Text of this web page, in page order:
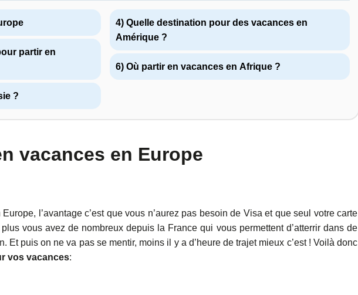
partir en
?
4) Quelle destination pour des vacances en
Amérique ?
6) Où partir en vacances en Afrique ?
vacances en Europe
l’avantage c’est que vous n’aurez pas besoin de Visa et que seul votre carte
vous avez de nombreux depuis la France qui vous permettent d’atterrir dans de
Et puis on ne va pas se mentir, moins il y a d’heure de trajet mieux c’est ! Voilà donc
vos vacances: